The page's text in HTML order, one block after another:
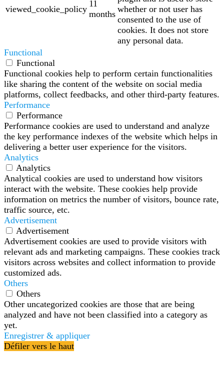
viewed_cookie_policy
11
months whether or not user has
consented to the use of
cookies. It does not store
any personal data.
Functional
Functional
Functional cookies help to perform certain functionalities
like sharing the content of the website on social media
platforms, collect feedbacks, and other third-party features.
Performance
Performance
Performance cookies are used to understand and analyze
the key performance indexes of the website which helps in
delivering a better user experience for the visitors.
Analytics
Analytics
Analytical cookies are used to understand how visitors
interact with the website. These cookies help provide
information on metrics the number of visitors, bounce rate,
traffic source, etc.
Advertisement
Advertisement
Advertisement cookies are used to provide visitors with
relevant ads and marketing campaigns. These cookies track
visitors across websites and collect information to provide
customized ads.
Others
Others
Other uncategorized cookies are those that are being
analyzed and have not been classified into a category as
yet.
Enregistrer & appliquer
Défiler vers le haut